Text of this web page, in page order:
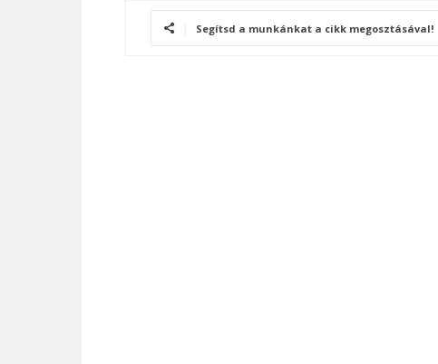
Segítsd a munkánkat a cikk megosztásával!